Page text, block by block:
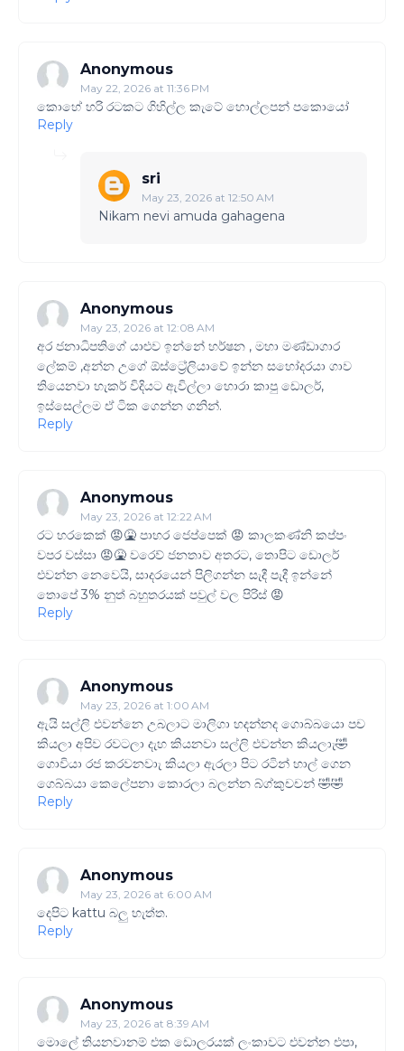
Anonymous
May 22, 2026 at 11:36 PM
කොහේ හරි රටකට ගිහිල්ල කැටේ හොල්ලපන් පකොයෝ
Reply
sri
May 23, 2026 at 12:50 AM
Nikam nevi amuda gahagena
Anonymous
May 23, 2026 at 12:08 AM
අර ජනාධිපතිගේ යාළුව ඉන්නේ හර්ෂන , මහා මණ්ඩාගාර
ලේකම් ,අන්න උගේ ඕස්ට්‍රේලියාවේ ඉන්න සහෝදරයා ගාව
තියෙනවා හැකර් විදියට ඇවිල්ලා හොරා කාපු ඩොලර්,
ඉස්සෙල්ලම ඒ ටික ගෙන්න ගනින්.
Reply
Anonymous
May 23, 2026 at 12:22 AM
රට හරකෙක් 😡🤮 පාහර ජෙප්පෙක් 😡 කාලකණ්නි කප්පං
වපර වස්සා 😡🤮 වරෙව් ජනතාව අතරට, තොපිට ඩොලර්
එවන්න නෙවෙයි, සාදරයෙන් පිලිගන්න සැදී පැදී ඉන්නේ
තොපේ 3% නුත් බහුතරයක් පවුල් වල පිරිස් 😡
Reply
Anonymous
May 23, 2026 at 1:00 AM
ඇයි සල්ලි එවන්නෙ උබලාට මාලිගා හදන්නද ගොබ්බයො පච
කියලා අපිව රවටලා දැහ කියනවා සල්ලි එවන්න කියලාැ🤣
ගොවියා රජ කරවනවාැ කියලා ඇරලා පිට රටින් හාල් ගෙන
ගෙබ්බයා කෙලේපනා කොරලා බලන්න බ්ග්කුචචන් 🤣🤣
Reply
Anonymous
May 23, 2026 at 6:00 AM
දෙපිට kattu බලු හැත්ත.
Reply
Anonymous
May 23, 2026 at 8:39 AM
මොලේ තියනවානම් එක ඩොලරයක් ලංකාවට එවන්න එපා,